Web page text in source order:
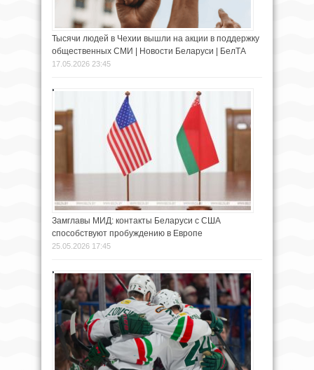
Тысячи людей в Чехии вышли на акции в поддержку
общественных СМИ | Новости Беларуси | БелТА
17.05.2026 23:45
Замглавы МИД: контакты Беларуси с США
способствуют пробуждению в Европе
25.05.2026 17:45